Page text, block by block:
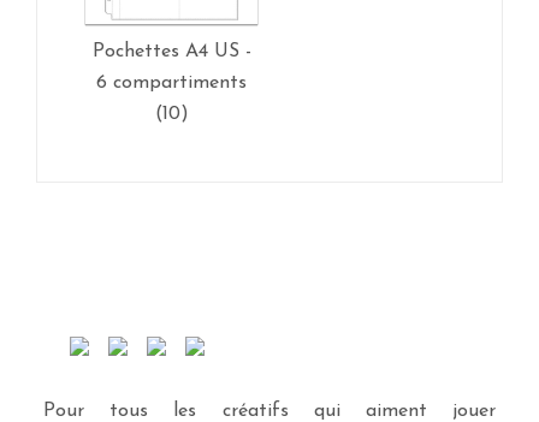
Pochettes A4 US -
6 compartiments
(10)
Pour tous les créatifs qui aiment jouer